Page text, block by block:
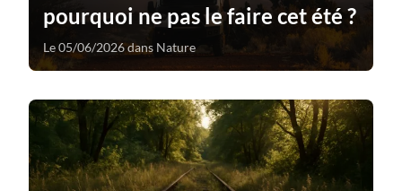
pourquoi ne pas le faire cet été ?
Le 05/06/2026 dans Nature